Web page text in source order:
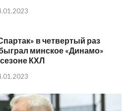
в четвертый раз
минское «Динамо»
КХЛ